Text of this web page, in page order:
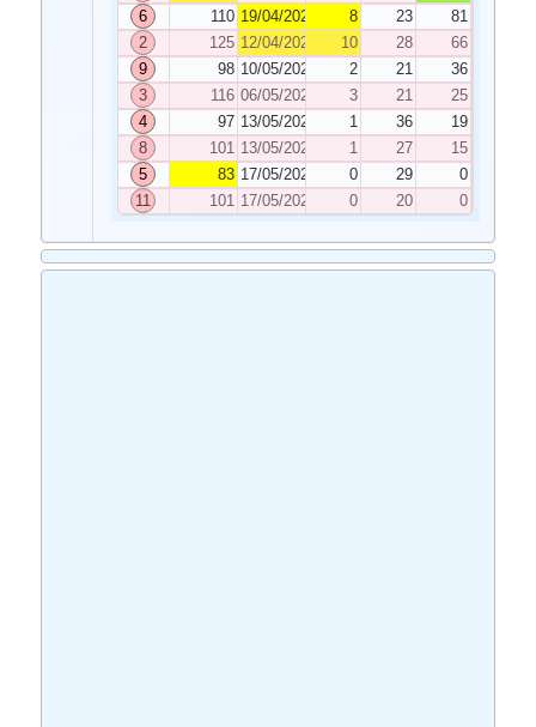
6
110 19/04/2022 8 23
81
2
125 12/04/2022 10 28
66
9
98 10/05/2022 2 21
36
3
116 06/05/2022 3 21
25
4
97 13/05/2022 1 36
19
8
101 13/05/2022 1 27
15
5
83 17/05/2022 0 29
0
11
101 17/05/2022 0 20 0